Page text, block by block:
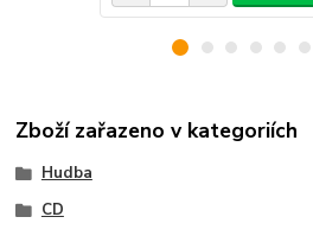
Zboží zařazeno v kategoriích
Hudba
CD